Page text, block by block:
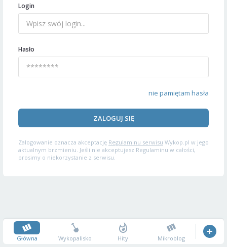
Login
Hasło
nie pamiętam hasła
ZALOGUJ SIĘ
Zalogowanie oznacza akceptację Regulaminu serwisu Wykop.pl w jego
aktualnym brzmieniu. Jeśli nie akceptujesz Regulaminu w całości,
prosimy o niekorzystanie z serwisu.
Główna Wykopalisko Hity Mikroblog